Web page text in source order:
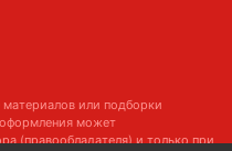
или подборки
оформления может
(правообладателя) и только при